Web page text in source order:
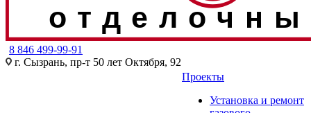
8 846 499-99-91
г. Сызрань, пр-т 50 лет Октября, 92
Проекты
Установка и ремонт